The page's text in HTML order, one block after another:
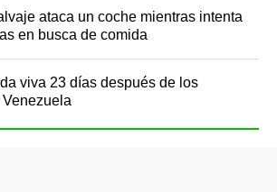
ataca un coche mientras intenta
en busca de comida
viva 23 días después de los